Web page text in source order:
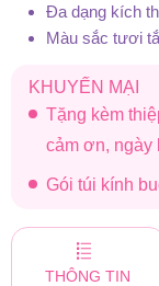
Đa dạng kích
Màu sắc tươi
KHUYẾN MẠI
Tặng kèm
cảm ơn,
Gói túi kính
THÔNG TIN